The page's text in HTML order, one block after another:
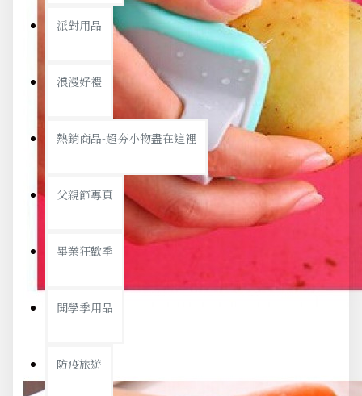
派對用品
浪漫好禮
熱銷商品-超夯小物盡在這裡
父親節專頁
畢業狂歡季
開學季用品
防疫旅遊